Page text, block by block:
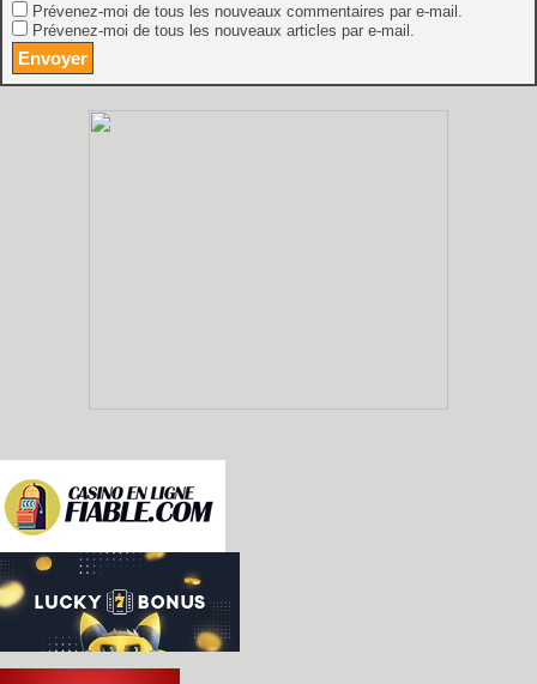
Prévenez-moi de tous les nouveaux commentaires par e-mail.
Prévenez-moi de tous les nouveaux articles par e-mail.